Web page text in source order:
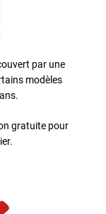
par une
modèles
gratuite pour